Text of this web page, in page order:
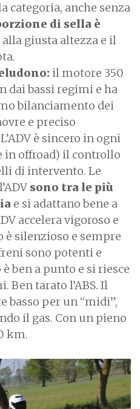
categoria, anche senza
di sella è
giusta altezza e il
il motore 350
dai bassi regimi e ha
bilanciamento dei
e preciso
è sincero in ogni
in offroad) il controllo
di intervento. Le
sono tra le più
e si adattano bene a
accelera vigoroso e
è silenzioso e sempre
sono potenti e
ben a punto e si riesce
Ben tarato l’ABS. Il
basso per un “midi”,
il gas. Con un pieno
km.